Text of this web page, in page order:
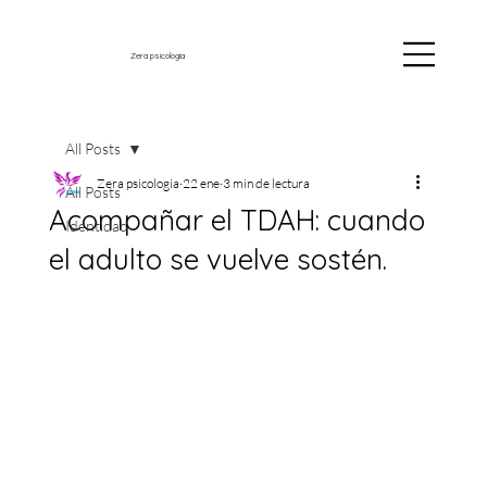
Zera psicología
All Posts
Identidad
All Posts
Acompañar el TDAH: cuando
el adulto se vuelve sostén.
Zera psicologia 22 ene 3 min de lectura